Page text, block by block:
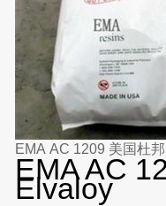
EMA AC 1209 美国杜
EMA AC
Elvaloy